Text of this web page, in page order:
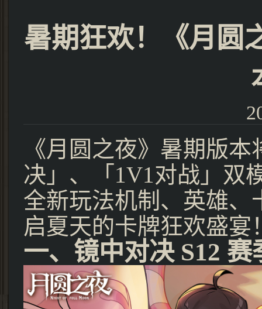
暑期狂欢！《月圆
《月圆之夜》暑期版
决」、「1V1对战」双
全新玩法机制、英雄、
启夏天的卡牌狂欢盛宴
一、镜中对决 S12